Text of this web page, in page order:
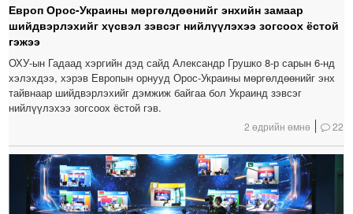
Европ Орос-Украины мөргөлдөөнийг энхийн замаар
шийдвэрлэхийг хүсвэл зэвсэг нийлүүлэхээ зогсоох ёстой
гэжээ
ОХУ-ын Гадаад хэргийн дэд сайд Александр Грушко 8-р сарын 6-нд
хэлэхдээ, хэрэв Европын орнууд Орос-Украины мөргөлдөөнийг энх
тайвнаар шийдвэрлэхийг дэмжиж байгаа бол Украинд зэвсэг
нийлүүлэхээ зогсоох ёстой гэв.
2 өдрийн өмнө 22